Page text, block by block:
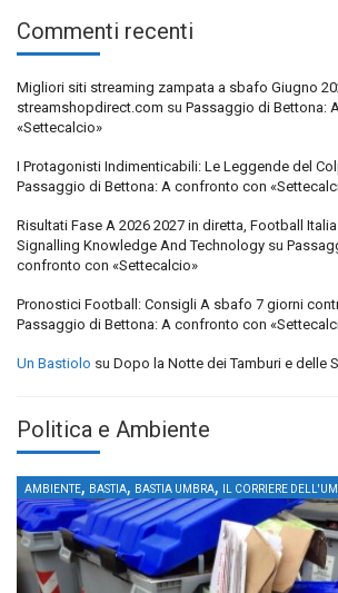
Commenti recenti
Migliori siti streaming zampata a sbafo Giugno
streamshopdirect.com su Passaggio di Bettona:
«Settecalcio»
I Protagonisti Indimenticabili: Le Leggende del
Passaggio di Bettona: A confronto con
Risultati Fase A 2026 2027 in diretta, Football
Signalling Knowledge And Technology su
confronto con «Settecalcio»
Pronostici Football: Consigli A sbafo 7 giorni
Passaggio di Bettona: A confronto con
Un Bastiolo su Dopo la Notte dei Tamburi e delle
Politica e Ambiente
AMBIENTE, BASTIA, BASTIA UMBRA, IL CORRIERE